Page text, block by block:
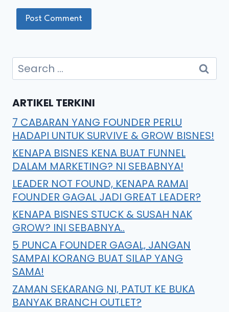
ARTIKEL TERKINI
7 CABARAN YANG FOUNDER PERLU
HADAPI UNTUK SURVIVE & GROW BISNES!
KENAPA BISNES KENA BUAT FUNNEL
DALAM MARKETING? NI SEBABNYA!
LEADER NOT FOUND, KENAPA RAMAI
FOUNDER GAGAL JADI GREAT LEADER?
KENAPA BISNES STUCK & SUSAH NAK
GROW? INI SEBABNYA..
5 PUNCA FOUNDER GAGAL, JANGAN
SAMPAI KORANG BUAT SILAP YANG
SAMA!
ZAMAN SEKARANG NI, PATUT KE BUKA
BANYAK BRANCH OUTLET?